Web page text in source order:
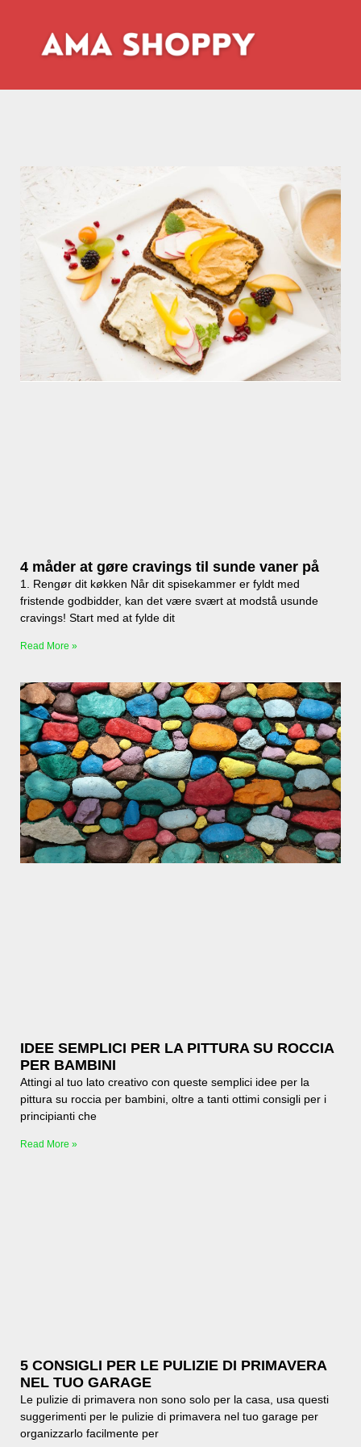
4 måder at gøre cravings til sunde vaner på
1. Rengør dit køkken Når dit spisekammer er fyldt med
fristende godbidder, kan det være svært at modstå usunde
cravings! Start med at fylde dit
Read More »
IDEE SEMPLICI PER LA PITTURA SU ROCCIA
PER BAMBINI
Attingi al tuo lato creativo con queste semplici idee per la
pittura su roccia per bambini, oltre a tanti ottimi consigli per i
principianti che
Read More »
5 CONSIGLI PER LE PULIZIE DI PRIMAVERA
NEL TUO GARAGE
Le pulizie di primavera non sono solo per la casa, usa questi
suggerimenti per le pulizie di primavera nel tuo garage per
organizzarlo facilmente per